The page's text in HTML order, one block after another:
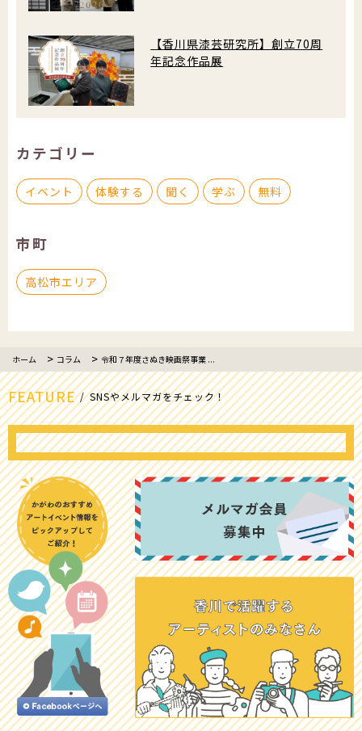
【香川県漆芸研究所】創立70周
年記念作品展
カテゴリー
イベント 体験する 聞く 学ぶ 無料
市町
高松市エリア
ホーム コラム 令和７年度さぬき映画祭事業 ...
FEATURE SNSやメルマガをチェック！